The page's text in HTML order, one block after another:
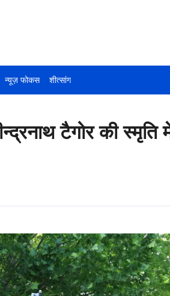
न्यूज़ फोकस शीत्सांग
टैगोर की